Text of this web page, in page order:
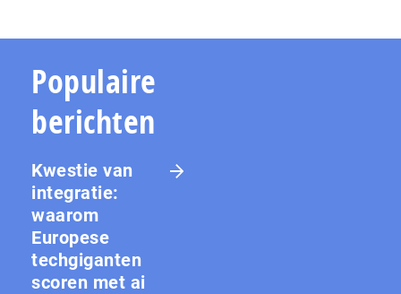
Populaire
berichten
Kwestie van
integratie:
waarom
Europese
techgiganten
scoren met ai